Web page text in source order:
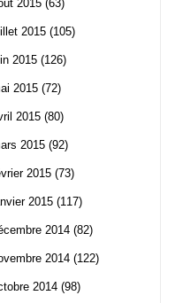
2015 (63)
2015 (105)
2015 (126)
2015 (72)
2015 (80)
2015 (92)
2015 (73)
2015 (117)
2014 (82)
2014 (122)
2014 (98)